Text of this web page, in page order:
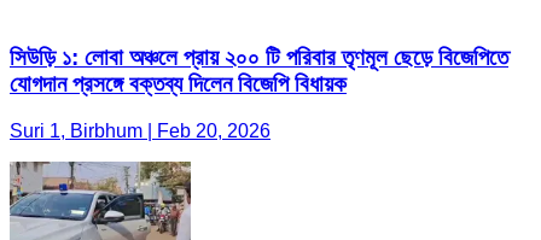
সিউড়ি ১: লোবা অঞ্চলে প্রায় ২০০ টি পরিবার তৃণমূল ছেড়ে বিজেপিতে
যোগদান প্রসঙ্গে বক্তব্য দিলেন বিজেপি বিধায়ক
Suri 1, Birbhum | Feb 20, 2026